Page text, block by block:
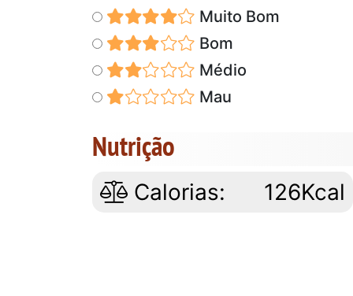
Muito Bom
Bom
Médio
Mau
Nutrição
Calorias: 126Kcal